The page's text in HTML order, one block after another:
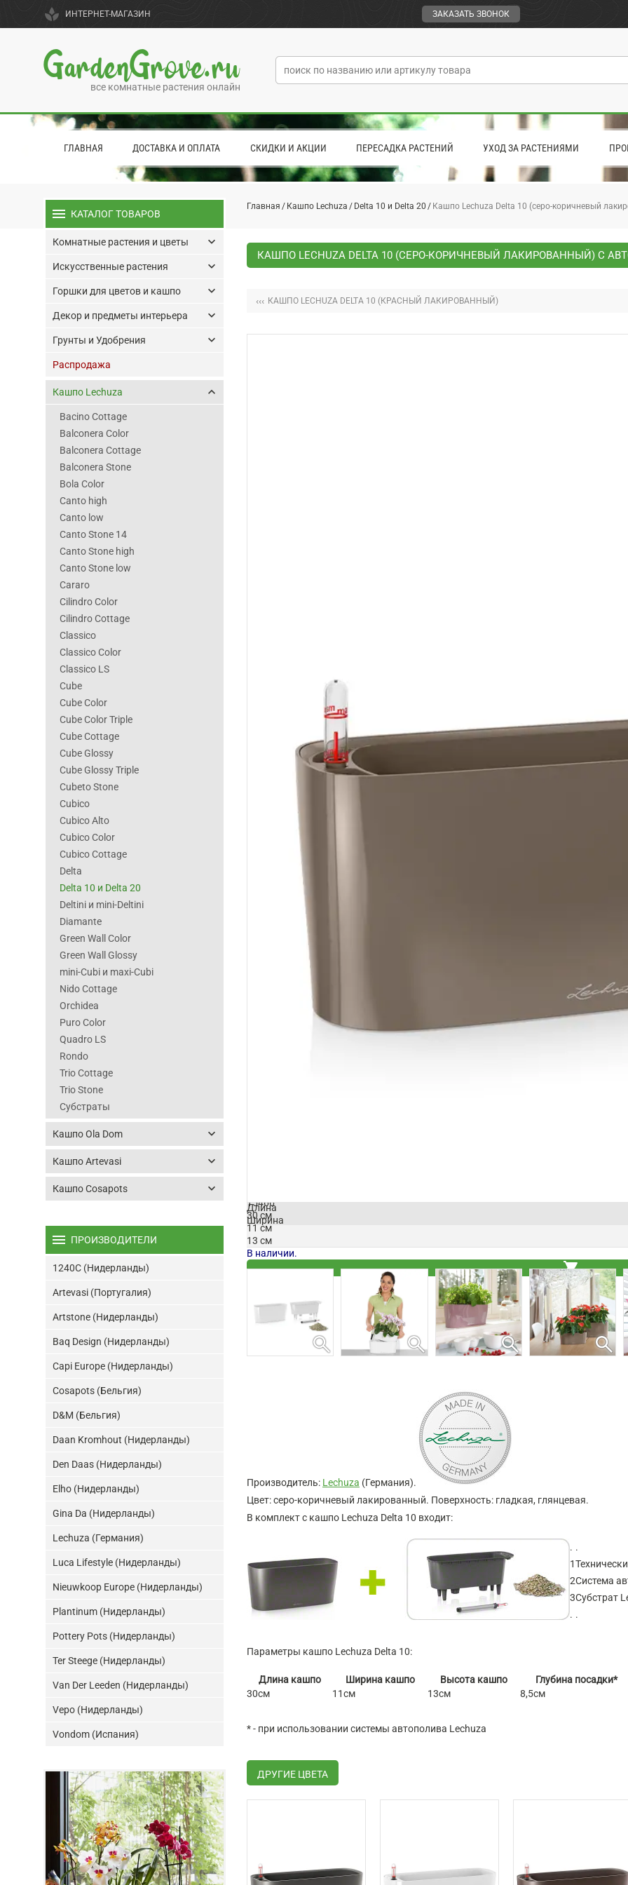
spa ИНТЕРНЕТ-МАГАЗИН ЗАКАЗАТЬ ЗВОНОК
GardenGrove.ru
все комнатные растения онлайн
ГЛАВНАЯ ДОСТАВКА И ОПЛАТА СКИДКИ И АКЦИИ ПЕРЕСАДКА РАСТЕНИЙ УХОД ЗА РАСТЕНИЯМИ
Главная Кашпо Lechuza Delta 10 и Delta 20 Кашпо Lechuza Delta 10 (серо-коричневый
КАШПО LECHUZA DELTA 10 (СЕРО-КОРИЧНЕВЫЙ ЛАКИРОВАННЫЙ) С
‹‹‹ КАШПО LECHUZA DELTA 10 (КРАСНЫЙ ЛАКИРОВАННЫЙ)
Длина
Ширина
Высота
15466
30 см
11 см
13 см
В наличии.
shopping_cart
search search search search
Производитель: Lechuza (Германия).
Цвет: серо-коричневый лакированный. Поверхность: гладкая, глянцевая.
В комплект с кашпо Lechuza Delta 10 входит:
. .
1
2Система
3Субстрат
. .
Параметры кашпо Lechuza Delta 10:
Длина кашпо Ширина кашпо Высота кашпо Глубина посадки*
30см
11см 13см 8,5см
* - при использовании системы автополива Lechuza
ДРУГИЕ ЦВЕТА
menu КАТАЛОГ ТОВАРОВ
Комнатные растения и цветы keyboard_arrow_down
Искусственные растения keyboard_arrow_down
Горшки для цветов и кашпо keyboard_arrow_down
Декор и предметы интерьера keyboard_arrow_down
Грунты и Удобрения keyboard_arrow_down
Распродажа
Кашпо Lechuza keyboard_arrow_up
Bacino Cottage
Balconera Color
Balconera Cottage
Balconera Stone
Bola Color
Canto high
Canto low
Canto Stone 14
Canto Stone high
Canto Stone low
Cararo
Cilindro Color
Cilindro Cottage
Classico
Classico Color
Classico LS
Cube
Cube Color
Cube Color Triple
Cube Cottage
Cube Glossy
Cube Glossy Triple
Cubeto Stone
Cubico
Cubico Alto
Cubico Color
Cubico Cottage
Delta
Delta 10 и Delta 20
Deltini и mini-Deltini
Diamante
Green Wall Color
Green Wall Glossy
mini-Cubi и maxi-Cubi
Nido Cottage
Orchidea
Puro Color
Quadro LS
Rondo
Trio Cottage
Trio Stone
Субстраты
Кашпо Ola Dom keyboard_arrow_down
Кашпо Artevasi keyboard_arrow_down
Кашпо Cosapots keyboard_arrow_down
menu ПРОИЗВОДИТЕЛИ
1240C (Нидерланды)
Artevasi (Португалия)
Artstone (Нидерланды)
Baq Design (Нидерланды)
Capi Europe (Нидерланды)
Cosapots (Бельгия)
D&M (Бельгия)
Daan Kromhout (Нидерланды)
Den Daas (Нидерланды)
Elho (Нидерланды)
Gina Da (Нидерланды)
Lechuza (Германия)
Luca Lifestyle (Нидерланды)
Nieuwkoop Europe (Нидерланды)
Plantinum (Нидерланды)
Pottery Pots (Нидерланды)
Ter Steege (Нидерланды)
Van Der Leeden (Нидерланды)
Vepo (Нидерланды)
Vondom (Испания)